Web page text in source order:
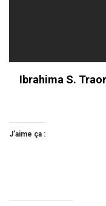
Ibrahima S.
J’aime ça :